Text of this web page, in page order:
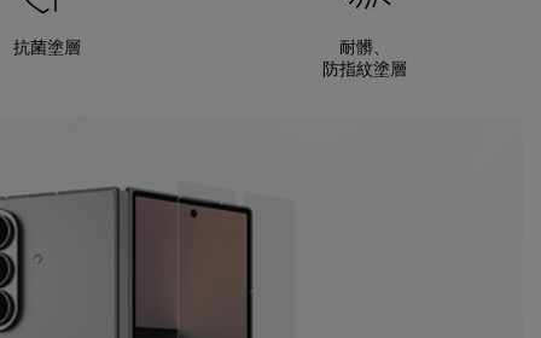
抗菌塗層
耐髒、
防指紋塗層